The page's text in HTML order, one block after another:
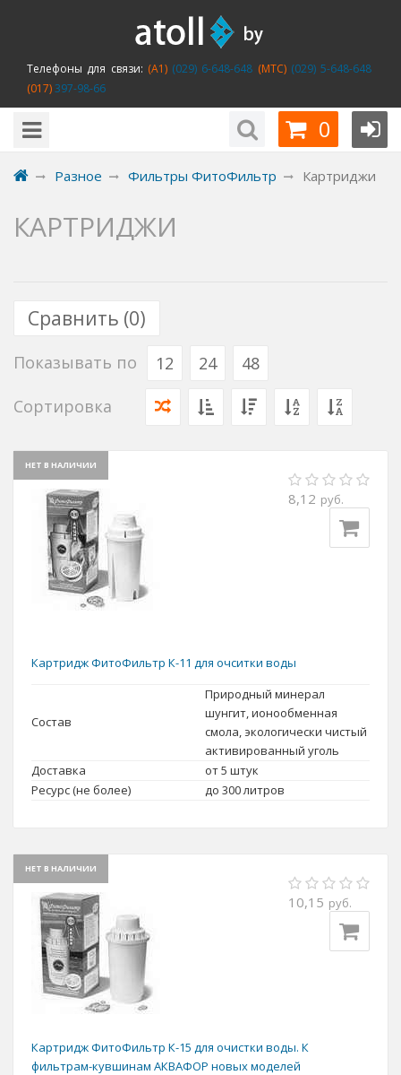
Телефоны для связи: (A1)(029) 6-648-648 (MTC)(029) 5-648-648
(017)397-98-66
0
Разное Фильтры ФитоФильтр Картриджи
КАРТРИДЖИ
Сравнить (0)
Показывать по 12 24 48
Сортировка
НЕТ В НАЛИЧИИ
8,12 руб.
Картридж ФитоФильтр К-11 для очситки воды
Состав
Природный минерал
шунгит, ионообменная
смола, экологически чистый
активированный уголь
Доставка
от 5 штук
Ресурс (не более)
до 300 литров
НЕТ В НАЛИЧИИ
10,15 руб.
Картридж ФитоФильтр К-15 для очистки воды. К
фильтрам-кувшинам АКВАФОР новых моделей